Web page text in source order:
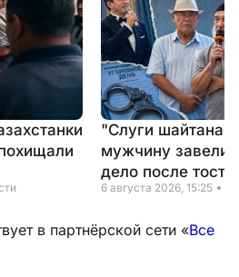
"Слуги шайтана"
мужчину завели
дело после
6 августа 2026, 15:25
в партнёрской сети «Все